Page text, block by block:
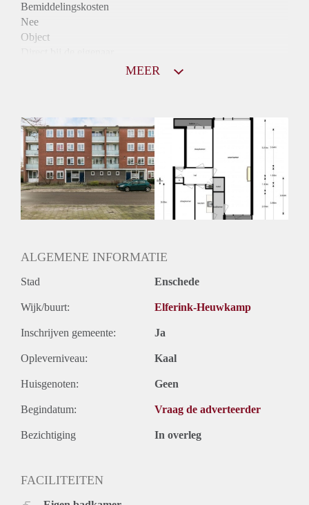
Bemiddelingskosten
Nee
Object
Huurtoeslag
Mogelijk
Inkomen eis
N.V.T.
Huurtermijn
Onbepaalde termijn
Oplevering
MEER
ALGEMENE INFORMATIE
Stad Enschede
Wijk/buurt: Elferink-Heuwkamp
Inschrijven gemeente: Ja
Opleverniveau: Kaal
Huisgenoten: Geen
Begindatum: Vraag de adverteerder
Bezichtiging In overleg
FACILITEITEN